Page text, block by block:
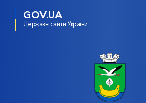
GOV.UA
Державні сайти України